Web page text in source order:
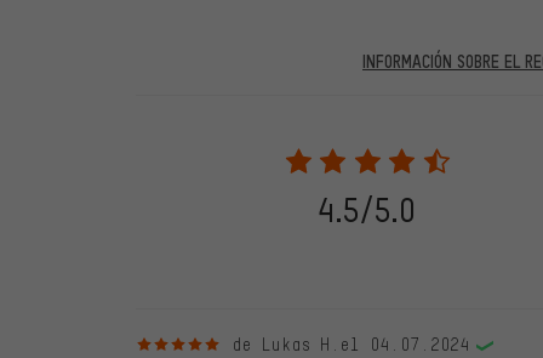
INFORMACIÓN SOBRE EL
2022 solo se publicarán evaluaciones verificadas, lo
Solo desbloqueamos la evaluación después de
verificadas llevan una marca verde, que se aplica a
28. 05. 2022. Se incluyeron también evaluaciones
evaluado en nuestra tienda. Estos comentarios no
4.5/5.0
5 de 5 estrellas
de Lukas H. el 04.07.2024